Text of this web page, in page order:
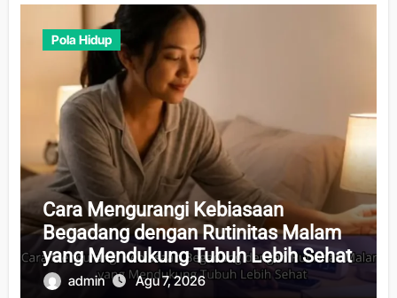
Pola Hidup
Cara Mengurangi Kebiasaan
Begadang dengan Rutinitas Malam
yang Mendukung Tubuh Lebih Sehat
admin Agu 7, 2026